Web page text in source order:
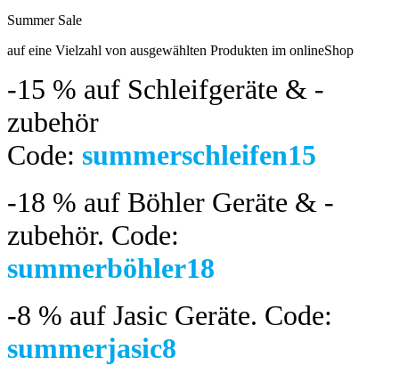
Summer Sale
auf eine Vielzahl von ausgewählten Produkten im onlineShop
-15 % auf Schleifgeräte & -
zubehör
Code: summerschleifen15
-18 % auf Böhler Geräte & -
zubehör. Code:
summerböhler18
-8 % auf Jasic Geräte. Code:
summerjasic8